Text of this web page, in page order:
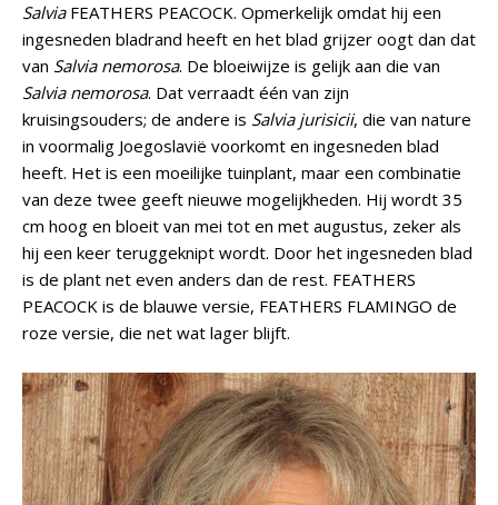
SalviaFEATHERS PEACOCK. Opmerkelijk omdat hij een
ingesneden bladrand heeft en het blad grijzer oogt dan dat
van Salvia nemorosa. De bloeiwijze is gelijk aan die van
Salvia nemorosa. Dat verraadt één van zijn
kruisingsouders; de andere is Salvia jurisicii, die van nature
in voormalig Joegoslavië voorkomt en ingesneden blad
heeft. Het is een moeilijke tuinplant, maar een combinatie
van deze twee geeft nieuwe mogelijkheden. Hij wordt 35
cm hoog en bloeit van mei tot en met augustus, zeker als
hij een keer teruggeknipt wordt. Door het ingesneden blad
is de plant net even anders dan de rest. FEATHERS
PEACOCK is de blauwe versie, FEATHERS FLAMINGO de
roze versie, die net wat lager blijft.